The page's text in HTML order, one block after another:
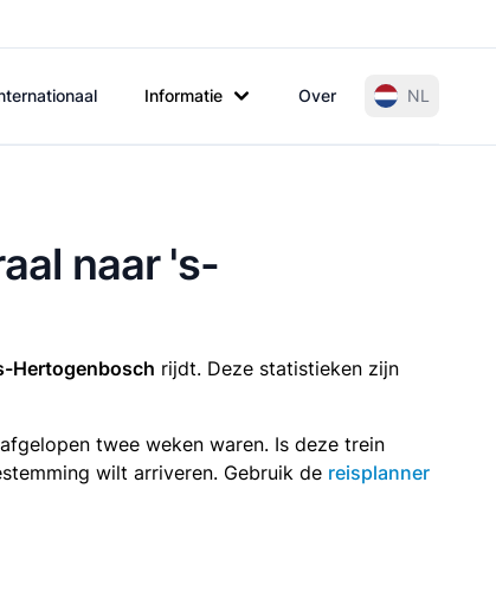
Informatie Over NL
naar 's-
Hertogenbosch rijdt. Deze statistieken zijn
twee weken waren. Is deze trein
wilt arriveren. Gebruik de reisplanner